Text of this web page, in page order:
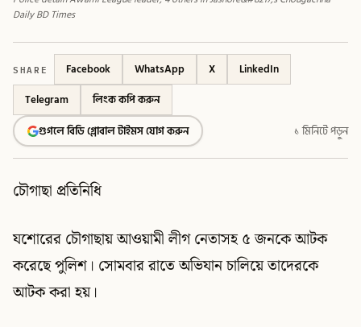
Daily BD Times
SHARE Facebook WhatsApp X
LinkedIn
Telegram
লিংক কপি করুন
গুগলে বিডি গ্লোবাল টাইমস যোগ করুন
১ মিনিটে পড়ুন
চৌগাছা প্রতিনিধি
যশোরের চৌগাছায় আওয়ামী লীগ নেতাসহ ৫ জনকে আটক
করেছে পুলিশ। সোমবার রাতে অভিযান চালিয়ে তাদেরকে
আটক করা হয়।